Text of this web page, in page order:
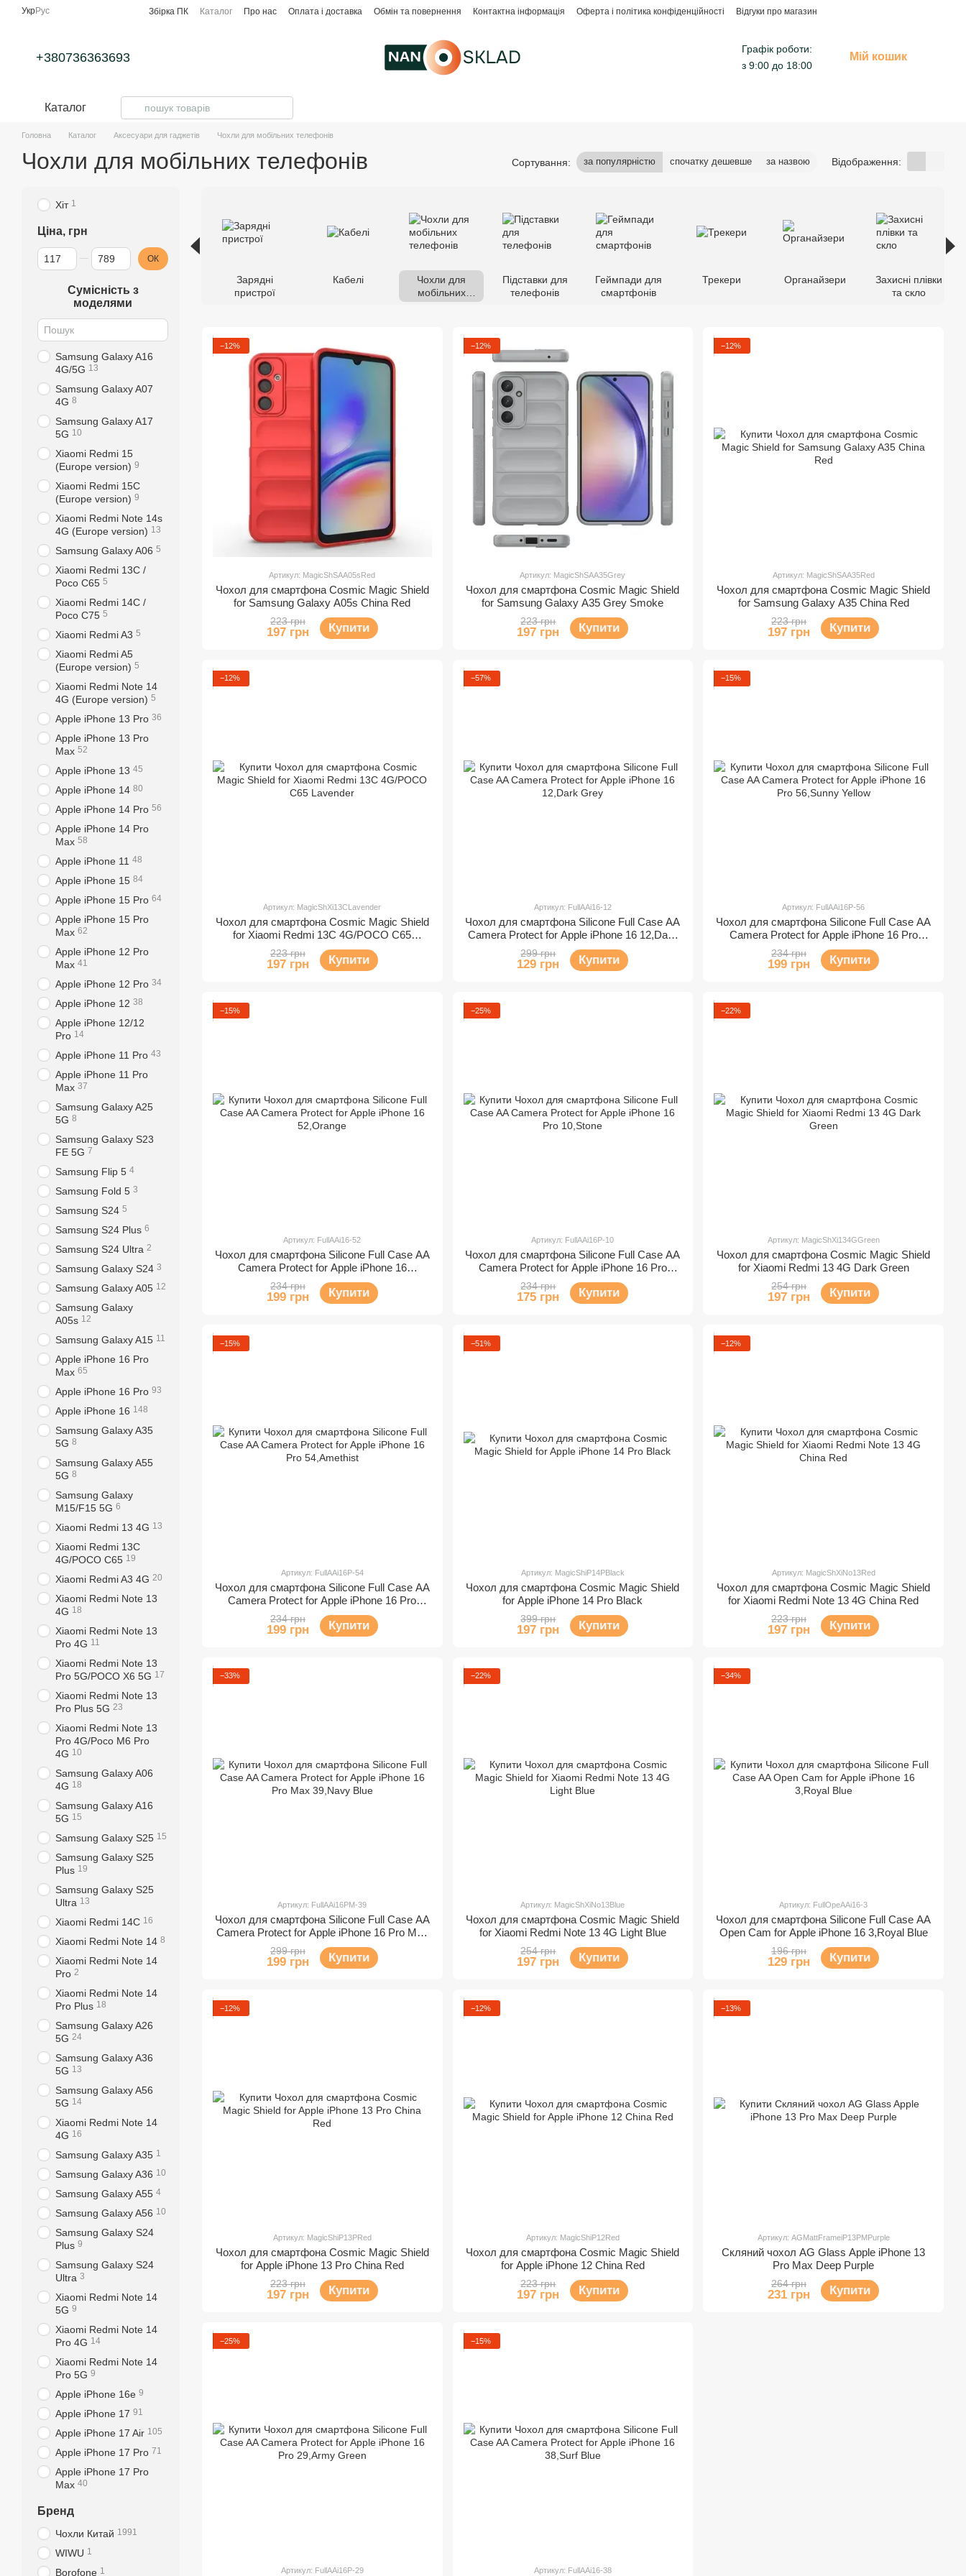
Перейти до основного контенту
УкрРус Збірка ПК Каталог Про нас Оплата і доставка Обмін та повернення Контактна інформація Оферта і політика конфіденційності Відгуки про магазин
+380736363693
Графік роботи:
з 9:00 до 18:00
Мій кошик
Каталог
Головна Каталог Аксесуари для гаджетів Чохли для мобільних телефонів
Чохли для мобільних телефонів Сортування: за популярністю спочатку дешевше за назвою Відображення:
Зарядні
пристрої
Кабелі
Чохли для
мобільних
телефонів
Підставки для
телефонів
Геймпади для
смартфонів
Трекери Органайзери
Захисні плівки
та скло
−12%
Артикул: MagicShSAA05sRed
Чохол для смартфона Cosmic Magic Shield
for Samsung Galaxy A05s China Red
223 грн
197 грн Купити
−12%
Артикул: MagicShSAA35Grey
Чохол для смартфона Cosmic Magic Shield
for Samsung Galaxy A35 Grey Smoke
223 грн
197 грн Купити
−12%
Артикул: MagicShSAA35Red
Чохол для смартфона Cosmic Magic Shield
for Samsung Galaxy A35 China Red
223 грн
197 грн Купити
−12%
Артикул: MagicShXi13CLavender
Чохол для смартфона Cosmic Magic Shield
for Xiaomi Redmi 13C 4G/POCO С65
Lavender
223 грн
197 грн Купити
−57%
Артикул: FullAAi16-12
Чохол для смартфона Silicone Full Case AA
Camera Protect for Apple iPhone 16 12,Dark
Grey
299 грн
129 грн Купити
−15%
Артикул: FullAAi16P-56
Чохол для смартфона Silicone Full Case AA
Camera Protect for Apple iPhone 16 Pro
56,Sunny Yellow
234 грн
199 грн Купити
−15%
Артикул: FullAAi16-52
Чохол для смартфона Silicone Full Case AA
Camera Protect for Apple iPhone 16
52,Orange
234 грн
199 грн Купити
−25%
Артикул: FullAAi16P-10
Чохол для смартфона Silicone Full Case AA
Camera Protect for Apple iPhone 16 Pro
10,Stone
234 грн
175 грн Купити
−22%
Артикул: MagicShXi134GGreen
Чохол для смартфона Cosmic Magic Shield
for Xiaomi Redmi 13 4G Dark Green
254 грн
197 грн Купити
−15%
Артикул: FullAAi16P-54
Чохол для смартфона Silicone Full Case AA
Camera Protect for Apple iPhone 16 Pro
54,Amethist
234 грн
199 грн Купити
−51%
Артикул: MagicShiP14PBlack
Чохол для смартфона Cosmic Magic Shield
for Apple iPhone 14 Pro Black
399 грн
197 грн Купити
−12%
Артикул: MagicShXiNo13Red
Чохол для смартфона Cosmic Magic Shield
for Xiaomi Redmi Note 13 4G China Red
223 грн
197 грн Купити
−33%
Артикул: FullAAi16PM-39
Чохол для смартфона Silicone Full Case AA
Camera Protect for Apple iPhone 16 Pro Max
39,Navy Blue
299 грн
199 грн Купити
−22%
Артикул: MagicShXiNo13Blue
Чохол для смартфона Cosmic Magic Shield
for Xiaomi Redmi Note 13 4G Light Blue
254 грн
197 грн Купити
−34%
Артикул: FullOpeAAi16-3
Чохол для смартфона Silicone Full Case AA
Open Cam for Apple iPhone 16 3,Royal Blue
196 грн
129 грн Купити
−12%
Артикул: MagicShiP13PRed
Чохол для смартфона Cosmic Magic Shield
for Apple iPhone 13 Pro China Red
223 грн
197 грн Купити
−12%
Артикул: MagicShiP12Red
Чохол для смартфона Cosmic Magic Shield
for Apple iPhone 12 China Red
223 грн
197 грн Купити
−13%
Артикул: AGMattFrameiP13PMPurple
Скляний чохол AG Glass Apple iPhone 13
Pro Max Deep Purple
264 грн
231 грн Купити
−25%
Артикул: FullAAi16P-29
−15%
Артикул: FullAAi16-38
Хіт 1
Ціна, грн
Від Ціна, грн
До Ціна, грн ОК
Сумісність з
моделями
Samsung Galaxy A16
4G/5G 13
Samsung Galaxy A07
4G 8
Samsung Galaxy A17
5G 10
Xiaomi Redmi 15
(Europe version) 9
Xiaomi Redmi 15C
(Europe version) 9
Xiaomi Redmi Note 14s
4G (Europe version) 13
Samsung Galaxy A06 5
Xiaomi Redmi 13C /
Poco C65 5
Xiaomi Redmi 14C /
Poco C75 5
Xiaomi Redmi A3 5
Xiaomi Redmi A5
(Europe version) 5
Xiaomi Redmi Note 14
4G (Europe version) 5
Apple iPhone 13 Pro 36
Apple iPhone 13 Pro
Max 52
Apple iPhone 13 45
Apple iPhone 14 80
Apple iPhone 14 Pro 56
Apple iPhone 14 Pro
Max 58
Apple iPhone 11 48
Apple iPhone 15 84
Apple iPhone 15 Pro 64
Apple iPhone 15 Pro
Max 62
Apple iPhone 12 Pro
Max 41
Apple iPhone 12 Pro 34
Apple iPhone 12 38
Apple iPhone 12/12
Pro 14
Apple iPhone 11 Pro 43
Apple iPhone 11 Pro
Max 37
Samsung Galaxy A25
5G 8
Samsung Galaxy S23
FE 5G 7
Samsung Flip 5 4
Samsung Fold 5 3
Samsung S24 5
Samsung S24 Plus 6
Samsung S24 Ultra 2
Samsung Galaxy S24 3
Samsung Galaxy A05 12
Samsung Galaxy
A05s 12
Samsung Galaxy A15 11
Apple iPhone 16 Pro
Max 65
Apple iPhone 16 Pro 93
Apple iPhone 16 148
Samsung Galaxy A35
5G 8
Samsung Galaxy A55
5G 8
Samsung Galaxy
M15/F15 5G 6
Xiaomi Redmi 13 4G 13
Xiaomi Redmi 13C
4G/POCO С65 19
Xiaomi Redmi A3 4G 20
Xiaomi Redmi Note 13
4G 18
Xiaomi Redmi Note 13
Pro 4G 11
Xiaomi Redmi Note 13
Pro 5G/POCO X6 5G 17
Xiaomi Redmi Note 13
Pro Plus 5G 23
Xiaomi Redmi Note 13
Pro 4G/Poco M6 Pro
4G 10
Samsung Galaxy A06
4G 18
Samsung Galaxy A16
5G 15
Samsung Galaxy S25 15
Samsung Galaxy S25
Plus 19
Samsung Galaxy S25
Ultra 13
Xiaomi Redmi 14C 16
Xiaomi Redmi Note 14 8
Xiaomi Redmi Note 14
Pro 2
Xiaomi Redmi Note 14
Pro Plus 18
Samsung Galaxy A26
5G 24
Samsung Galaxy A36
5G 13
Samsung Galaxy A56
5G 14
Xiaomi Redmi Note 14
4G 16
Samsung Galaxy A35 1
Samsung Galaxy A36 10
Samsung Galaxy A55 4
Samsung Galaxy A56 10
Samsung Galaxy S24
Plus 9
Samsung Galaxy S24
Ultra 3
Xiaomi Redmi Note 14
5G 9
Xiaomi Redmi Note 14
Pro 4G 14
Xiaomi Redmi Note 14
Pro 5G 9
Apple iPhone 16e 9
Apple iPhone 17 91
Apple iPhone 17 Air 105
Apple iPhone 17 Pro 71
Apple iPhone 17 Pro
Max 40
Бренд
Чохли Китай 1991
WIWU 1
Borofone 1